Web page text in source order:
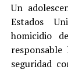
Un
Estados
homicidio
seguridad